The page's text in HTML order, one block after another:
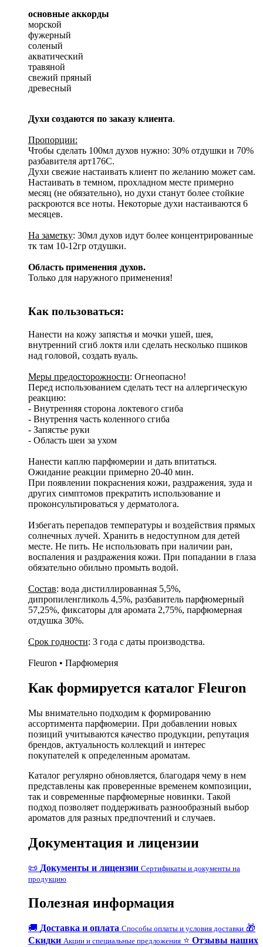
основные аккорды
морской
фужерный
соленый
акватический
травяной
свежий пряный
древесный
Духи создаются по заказу клиента.
Пропорции:
Чтобы сделать 100мл духов нужно: 30% отдушки и 70%
разбавителя арт176С.
Духи свежие настаивать клиент по желанию может сам.
Настаивать в темном, прохладном месте примерно
месяц (не обязательно), но духи станут более стойкие
раскроются все ноты. Некоторые духи настаиваются 6
месяцев.
На заметку: 30мл духов идут более концентрированные
тк там 10-12гр отдушки.
Область применения духов.
Только для наружного применения!
Как пользоваться:
Нанести на кожу запястья и мочки ушей, шея,
внутренний сгиб локтя или сделать несколько пшиков
над головой, создать вуаль.
Меры предосторожности: Огнеопасно!
Перед использованием сделать тест на аллергическую
реакцию:
- Внутренняя сторона локтевого сгиба
- Внутрення часть коленного сгиба
- Запястье руки
- Область шеи за ухом
Нанести каплю парфюмерии и дать впитаться.
Ожидание реакции примерно 20-40 мин.
При появлении покраснения кожи, раздражения, зуда и
других симптомов прекратить использование и
проконсультироваться у дерматолога.
Избегать перепадов температуры и воздействия прямых
солнечных лучей. Хранить в недоступном для детей
месте. Не пить. Не использовать при наличии ран,
воспаления и раздражения кожи. При попадании в глаза
обязательно обильно промыть водой.
Состав: вода дистиллированная 5,5%,
дипропиленгликоль 4,5%, разбавитель парфюмерный
57,25%, фиксаторы для аромата 2,75%, парфюмерная
отдушка 30%.
Срок годности: 3 года с даты производства.
Fleuron • Парфюмерия
Как формируется каталог Fleuron
Мы внимательно подходим к формированию
ассортимента парфюмерии. При добавлении новых
позиций учитываются качество продукции, репутация
брендов, актуальность коллекций и интерес
покупателей к определенным ароматам.
Каталог регулярно обновляется, благодаря чему в нем
представлены как проверенные временем композиции,
так и современные парфюмерные новинки. Такой
подход позволяет поддерживать разнообразный выбор
ароматов для разных предпочтений и случаев.
Документация и лицензии
📜 Документы и лицензии Сертификаты и документы на
продукцию
Полезная информация
🚚 Доставка и оплата Способы оплаты и условия доставки 🎁
Скидки Акции и специальные предложения ⭐ Отзывы наших